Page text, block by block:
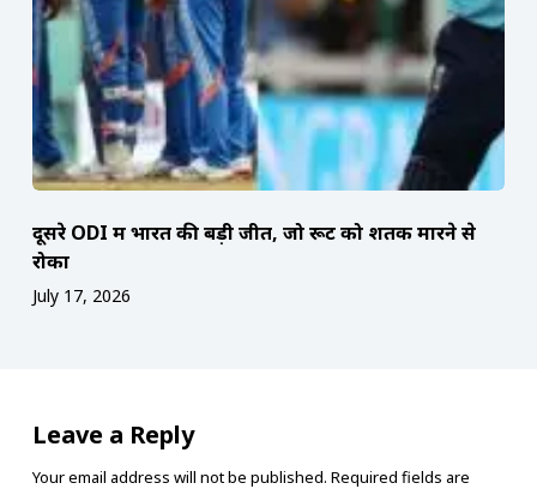
दूसरे ODI में भारत की बड़ी जीत, जो रूट को शतक मारने से
रोका
July 17, 2026
Leave a Reply
Your email address will not be published. Required fields are